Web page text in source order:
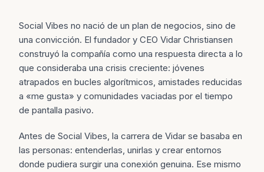
Social Vibes no nació de un plan de negocios, sino de
una convicción. El fundador y CEO Vidar Christiansen
construyó la compañía como una respuesta directa a lo
que consideraba una crisis creciente: jóvenes
atrapados en bucles algorítmicos, amistades reducidas
a «me gusta» y comunidades vaciadas por el tiempo
de pantalla pasivo.
Antes de Social Vibes, la carrera de Vidar se basaba en
las personas: entenderlas, unirlas y crear entornos
donde pudiera surgir una conexión genuina. Ese mismo